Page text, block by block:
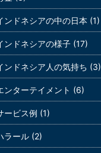
ンドネシアの中の日本 (1)
ンドネシアの様子 (17)
ンドネシア人の気持ち (3)
ンターテイメント (6)
ービス例 (1)
ラール (2)